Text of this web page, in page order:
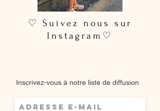
♡ Suivez nous sur
Instagram♡
Inscrivez-vous à notre liste de diffusion